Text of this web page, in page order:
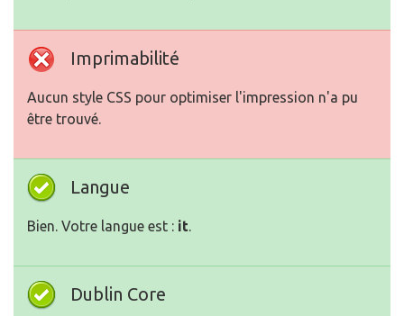
Imprimabilité
Aucun style CSS pour optimiser l'impression n'a pu
être trouvé.
Langue
Bien. Votre langue est : it.
Dublin Core